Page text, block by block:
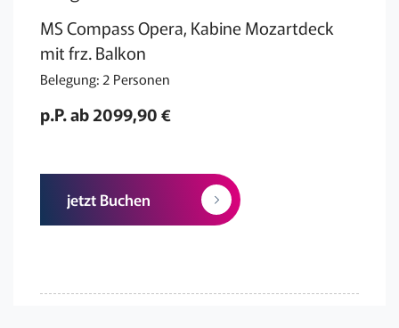
MS Compass Opera, Kabine Mozartdeck
mit frz. Balkon
Belegung: 2 Personen
p.P. ab 2099,90 €
jetzt Buchen